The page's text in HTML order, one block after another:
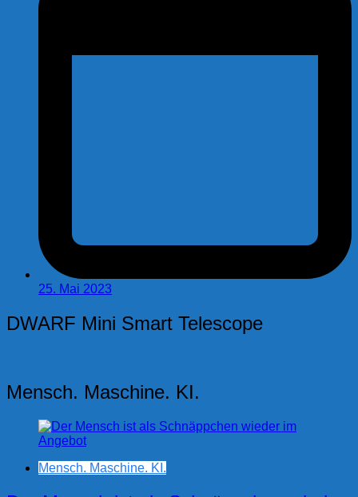
25. Mai 2023
DWARF Mini Smart Telescope
Mensch. Maschine. KI.
Mensch. Maschine. KI.